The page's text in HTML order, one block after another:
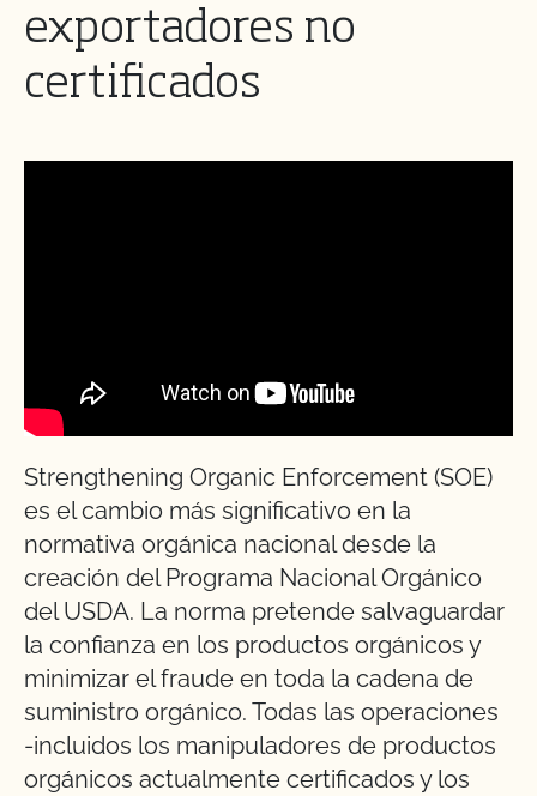
exportadores no
certificados
Strengthening Organic Enforcement (SOE)
es el cambio más significativo en la
normativa orgánica nacional desde la
creación del Programa Nacional Orgánico
del USDA. La norma pretende salvaguardar
la confianza en los productos orgánicos y
minimizar el fraude en toda la cadena de
suministro orgánico. Todas las operaciones
-incluidos los manipuladores de productos
orgánicos actualmente certificados y los